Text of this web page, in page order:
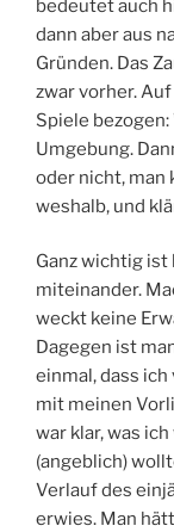
bedeutet auch
dann aber aus
Gründen. Das
zwar vorher.
Spiele
Umgebung.
oder nicht, man
weshalb, und
Ganz wichtig
miteinander.
weckt keine
Dagegen ist
einmal, dass
mit meinen
war klar, was
(angeblich)
Verlauf des
erwies. Man